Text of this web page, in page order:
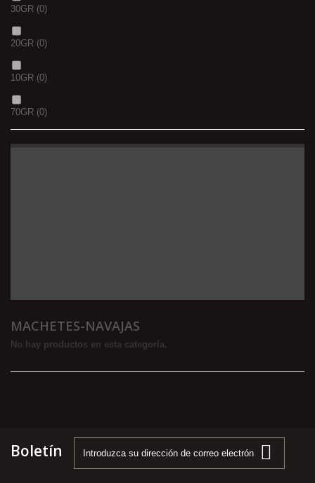
30GR (0)
20GR (0)
10GR (0)
70GR (0)
MACHETES-NAVAJAS
No hay productos en esta categoría.
Boletín